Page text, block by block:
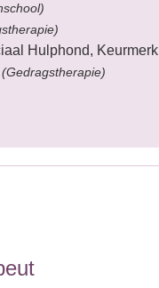
Hulphond, Keurmerk
(Gedragstherapie)